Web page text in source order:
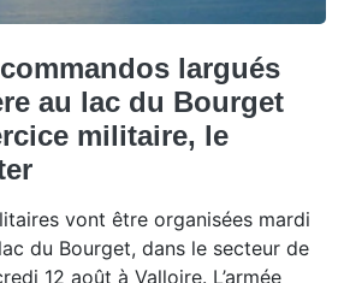
largués
au lac du Bourget
militaire, le
vont être organisées mardi
du Bourget, dans le secteur de
12 août à Valloire. L’armée